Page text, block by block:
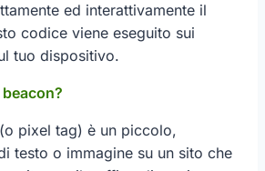
ed interattivamente il
codice viene eseguito sui
tuo dispositivo.
pixel tag) è un piccolo,
testo o immagine su un sito che